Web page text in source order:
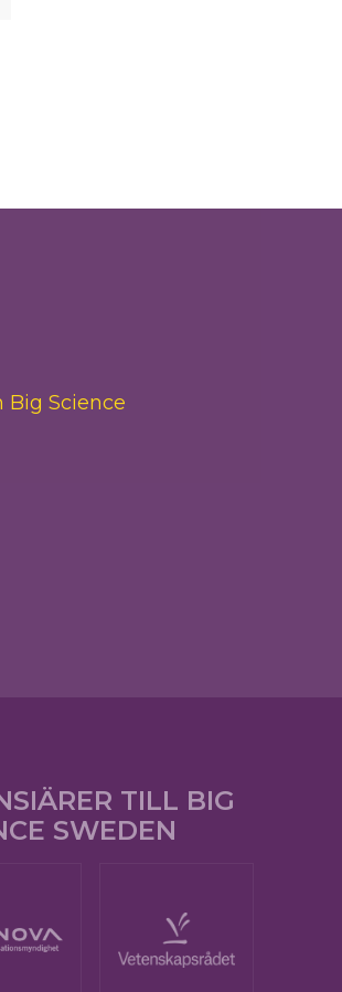
Big Science
TILL BIG
SWEDEN